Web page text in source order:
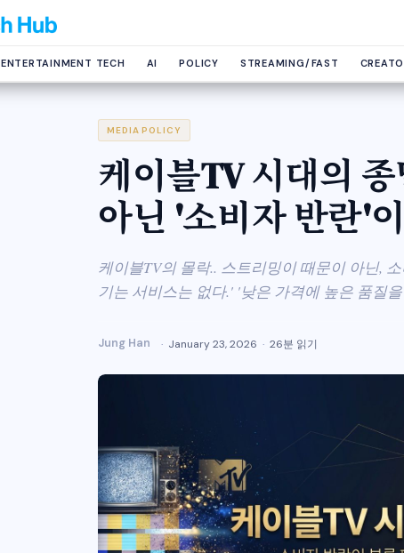
ENTERTAINMENT TECH AI POLICY STREAMING/FAST
MEDIA POLICY
케이블TV 시대의
아닌 '소비자 반란'
케이블TV의 몰락.. 스트리밍이 때문이 아닌,
기는 서비스는 없다.' '낮은 가격에 높은 품질
Jung Han January 23, 2026 26분 읽기